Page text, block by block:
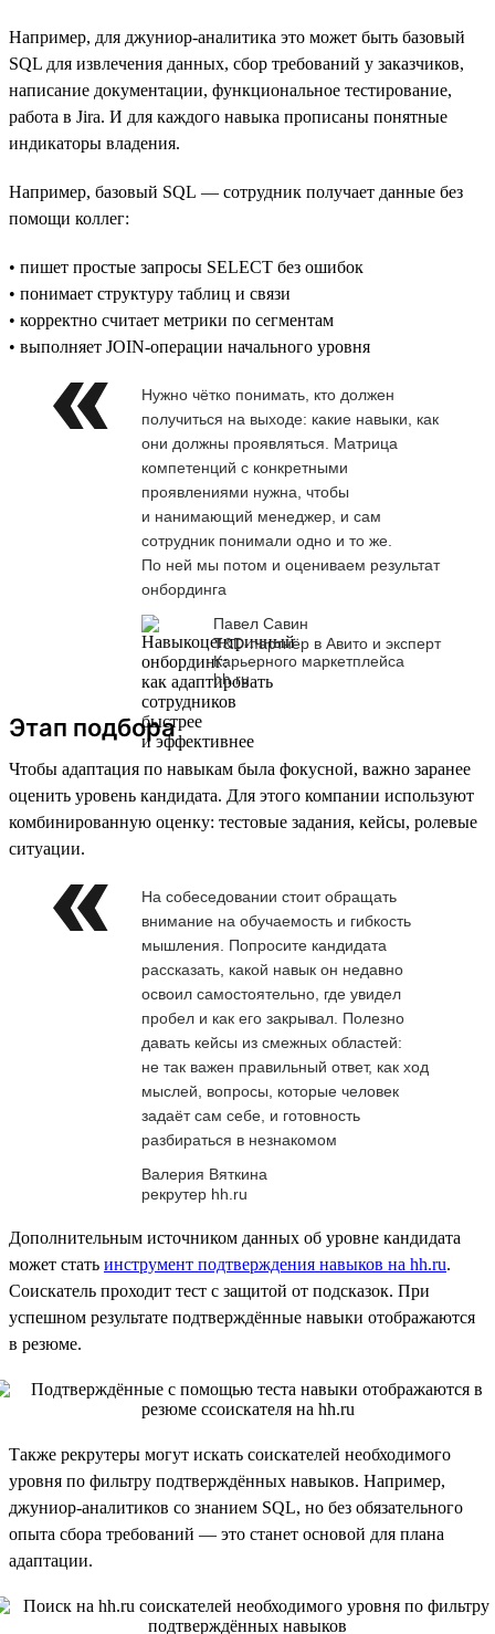
Например, для джуниор-аналитика это может быть базовый
SQL для извлечения данных, сбор требований у заказчиков,
написание документации, функциональное тестирование,
работа в Jira. И для каждого навыка прописаны понятные
индикаторы владения.
Например, базовый SQL — сотрудник получает данные без
помощи коллег:
• пишет простые запросы SELECT без ошибок
• понимает структуру таблиц и связи
• корректно считает метрики по сегментам
• выполняет JOIN-операции начального уровня
Нужно чётко понимать, кто должен
получиться на выходе: какие навыки, как
они должны проявляться. Матрица
компетенций с конкретными
проявлениями нужна, чтобы
и нанимающий менеджер, и сам
сотрудник понимали одно и то же.
По ней мы потом и оцениваем результат
онбординга
Павел Савин
T&D-партнёр в Авито и эксперт
Карьерного маркетплейса
hh.ru
Этап подбора
Чтобы адаптация по навыкам была фокусной, важно заранее
оценить уровень кандидата. Для этого компании используют
комбинированную оценку: тестовые задания, кейсы, ролевые
ситуации.
На собеседовании стоит обращать
внимание на обучаемость и гибкость
мышления. Попросите кандидата
рассказать, какой навык он недавно
освоил самостоятельно, где увидел
пробел и как его закрывал. Полезно
давать кейсы из смежных областей:
не так важен правильный ответ, как ход
мыслей, вопросы, которые человек
задаёт сам себе, и готовность
разбираться в незнакомом
Валерия Вяткина
рекрутер hh.ru
Дополнительным источником данных об уровне кандидата
может стать инструмент подтверждения навыков на hh.ru.
Соискатель проходит тест с защитой от подсказок. При
успешном результате подтверждённые навыки отображаются
в резюме.
Также рекрутеры могут искать соискателей необходимого
уровня по фильтру подтверждённых навыков. Например,
джуниор-аналитиков со знанием SQL, но без обязательного
опыта сбора требований — это станет основой для плана
адаптации.